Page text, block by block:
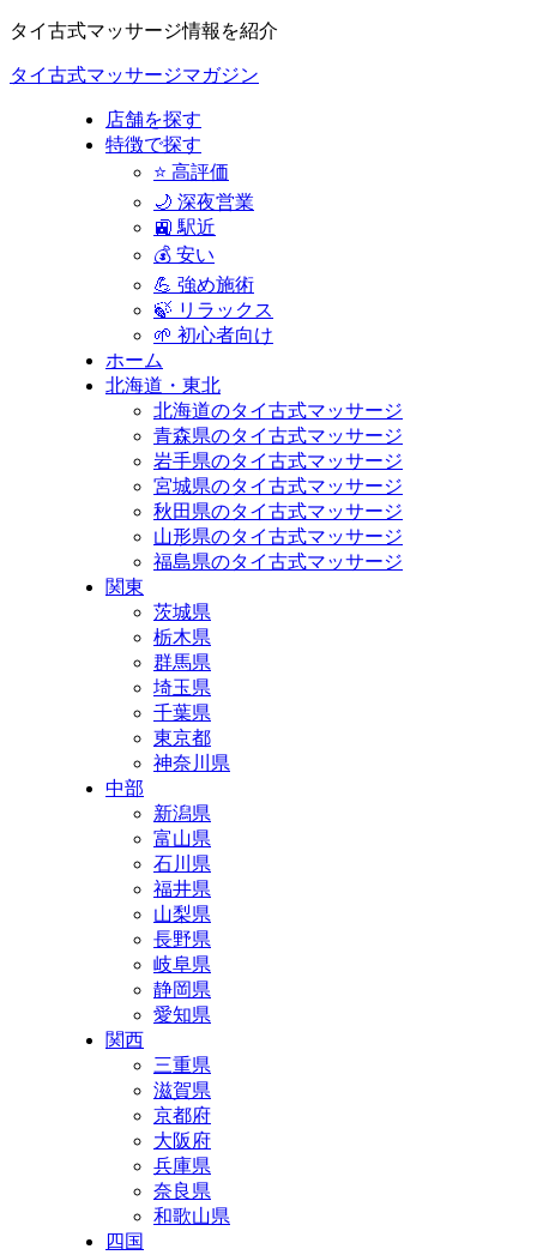
タイ古式マッサージ情報を紹介
タイ古式マッサージマガジン
店舗を探す
特徴で探す
⭐ 高評価
🌙 深夜営業
🚉 駅近
💰 安い
💪 強め施術
🍃 リラックス
🌱 初心者向け
ホーム
北海道・東北
北海道のタイ古式マッサージ
青森県のタイ古式マッサージ
岩手県のタイ古式マッサージ
宮城県のタイ古式マッサージ
秋田県のタイ古式マッサージ
山形県のタイ古式マッサージ
福島県のタイ古式マッサージ
関東
茨城県
栃木県
群馬県
埼玉県
千葉県
東京都
神奈川県
中部
新潟県
富山県
石川県
福井県
山梨県
長野県
岐阜県
静岡県
愛知県
関西
三重県
滋賀県
京都府
大阪府
兵庫県
奈良県
和歌山県
四国